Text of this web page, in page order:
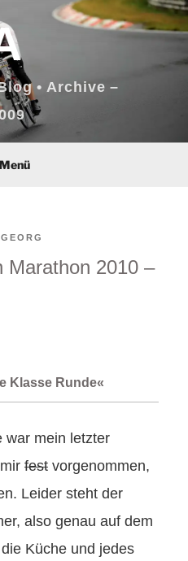
• Archive –
Menü
GEORG
Marathon 2010 –
Klasse Runde«
war mein letzter
fest vorgenommen,
Leider steht der
also genau auf dem
Küche und jedes